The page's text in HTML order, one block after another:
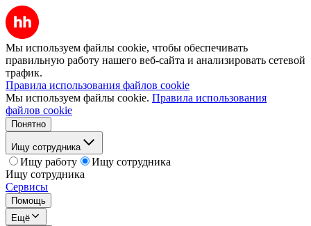
Мы используем файлы cookie, чтобы обеспечивать
правильную работу нашего веб-сайта и анализировать сетевой
трафик.
Правила использования файлов cookie
Мы используем файлы cookie. Правила использования
файлов cookie
Понятно
Ищу сотрудника
Ищу работу
Ищу сотрудника
Ищу сотрудника
Сервисы
Помощь
Ещё